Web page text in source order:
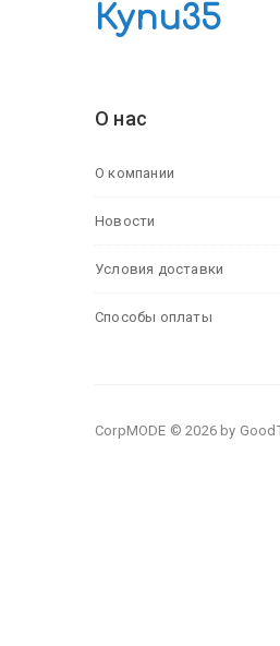
Купи35
О нас
О компании
Новости
Условия доставки
Способы оплаты
CorpMODE © 2026 by